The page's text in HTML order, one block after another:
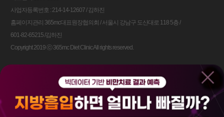
사업자등록번호 : 214-14-12607 / 김하진
홈페이지관리 365mc대표원장협의회 / 서울시 강남구 도산대로 118 5층 /
601-82-65215 /김하진
Copyright 2019 ⓒ 365mc Diet Clinic All rights reserved.